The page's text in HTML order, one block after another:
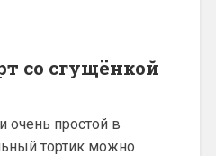
со сгущёнкой
очень простой в
тортик можно